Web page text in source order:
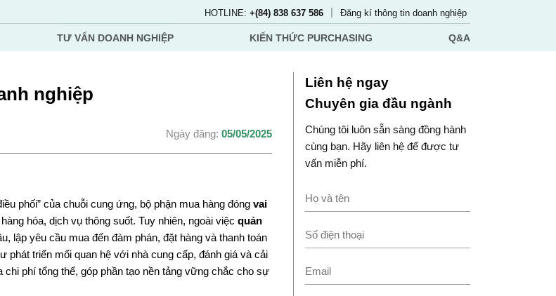
TƯ VẤN DOANH NGHIỆP KIẾN THỨC PURCHASING Q&A
HOTLINE: +(84) 838 637 586 | Đăng kí thông tin doanh nghiệp
nghiệp
Ngày đăng: 05/05/2025
phối” của chuỗi cung ứng, bộ phận mua hàng đóng vai
hóa, dịch vụ thông suốt. Tuy nhiên, ngoài việc quản
lập yêu cầu mua đến đàm phán, đặt hàng và thanh toán
phát triển mối quan hệ với nhà cung cấp, đánh giá và cải
phí tổng thể, góp phần tạo nền tảng vững chắc cho sự
Liên hệ ngay
Chuyên gia đầu ngành
Chúng tôi luôn sẵn sàng đồng hành
cùng bạn. Hãy liên hệ để được tư
vấn miễn phí.